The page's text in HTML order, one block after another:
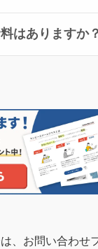
ズメールをご利用くだ
ラスはAPI機能を用意
スムーズなデータ連携
はありますか？
オンラインでの説明
ください。
、お問い合わせ